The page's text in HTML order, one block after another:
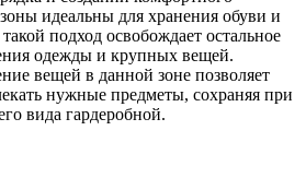
идеальны для хранения обуви и
подход освобождает остальное
одежды и крупных вещей.
вещей в данной зоне позволяет
нужные предметы, сохраняя при
вида гардеробной.